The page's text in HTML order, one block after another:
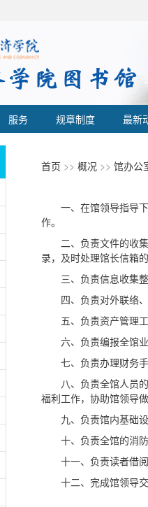
服务 规章制度 最新
首页 >> 概况 >> 馆办公
一、在馆领导指导
作。
二、负责文件的收
录，及时处理馆长信箱
三、负责信息收集
四、负责对外联络
五、负责资产管理
六、负责编报全馆
七、负责办理财务
八、负责全馆人员
福利工作，协助馆领导
九、负责馆内基础
十、负责全馆的消
十一、负责读者借
十二、完成馆领导